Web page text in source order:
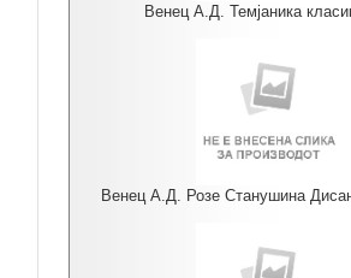
Венец А.Д. Темјаника
Венец А.Д. Розе Станушина